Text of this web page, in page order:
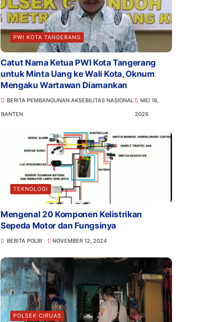
PWI KOTA TANGERANG
Catut Nama Ketua PWI Kota Tangerang
untuk Minta Uang ke Wali Kota, Oknum
Mengaku Wartawan Diamankan
BERITA PEMBANGUNAN AKSEBILITAS NASIONAL
BANTEN
MEI 18,
2026
TEKNOLOGI
Mengenal 20 Komponen Kelistrikan
Sepeda Motor dan Fungsinya
BERITA POLRI NOVEMBER 12, 2024
POLSEK CIRUAS